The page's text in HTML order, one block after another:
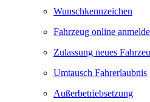
Wunschkennzeichen
Fahrzeug online
Zulassung neues
Umtausch Fahrerlaubnis
Außerbetriebsetzung